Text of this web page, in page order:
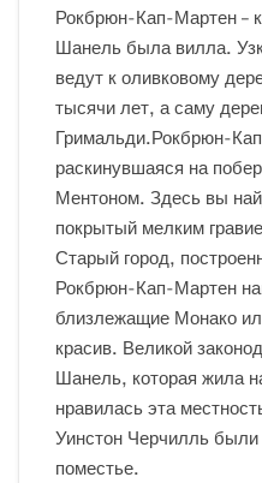
Рокбрюн-Кап-Мартен –
Шанель была вилла.
ведут к оливковому
тысячи лет, а саму
Гримальди.Рокбрюн-
раскинувшаяся на
Ментоном. Здесь вы
покрытый мелким
Старый город,
Рокбрюн-Кап-Мартен
близлежащие Монако
красив. Великой
Шанель, которая жила
нравилась эта
Уинстон Черчилль были
поместье.